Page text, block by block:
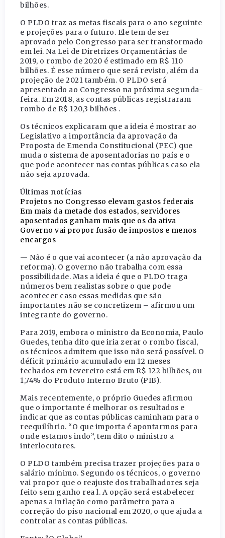
bilhões.
O PLDO traz as metas fiscais para o ano seguinte
e projeções para o futuro. Ele tem de ser
aprovado pelo Congresso para ser transformado
em lei. Na Lei de Diretrizes Orçamentárias de
2019, o rombo de 2020 é estimado em R$ 110
bilhões. É esse número que será revisto, além da
projeção de 2021 também. O PLDO será
apresentado ao Congresso na próxima segunda-
feira. Em 2018, as contas públicas registraram
rombo de R$ 120,3 bilhões .
Os técnicos explicaram que a ideia é mostrar ao
Legislativo a importância da aprovação da
Proposta de Emenda Constitucional (PEC) que
muda o sistema de aposentadorias no país e o
que pode acontecer nas contas públicas caso ela
não seja aprovada.
Últimas notícias
Projetos no Congresso elevam gastos federais
Em mais da metade dos estados, servidores
aposentados ganham mais que os da ativa
Governo vai propor fusão de impostos e menos
encargos
— Não é o que vai acontecer (a não aprovação da
reforma). O governo não trabalha com essa
possibilidade. Mas a ideia é que o PLDO traga
números bem realistas sobre o que pode
acontecer caso essas medidas que são
importantes não se concretizem – afirmou um
integrante do governo.
Para 2019, embora o ministro da Economia, Paulo
Guedes, tenha dito que iria zerar o rombo fiscal,
os técnicos admitem que isso não será possível. O
déficit primário acumulado em 12 meses
fechados em fevereiro está em R$ 122 bilhões, ou
1,74% do Produto Interno Bruto (PIB).
Mais recentemente, o próprio Guedes afirmou
que o importante é melhorar os resultados e
indicar que as contas públicas caminham para o
reequilíbrio. “O que importa é apontarmos para
onde estamos indo”, tem dito o ministro a
interlocutores.
O PLDO também precisa trazer projeções para o
salário mínimo. Segundo os técnicos, o governo
vai propor que o reajuste dos trabalhadores seja
feito sem ganho rea l. A opção será estabelecer
apenas a inflação como parâmetro para a
correção do piso nacional em 2020, o que ajuda a
controlar as contas públicas.